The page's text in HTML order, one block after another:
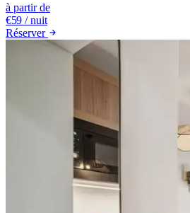
à partir de
€59 / nuit
Réserver